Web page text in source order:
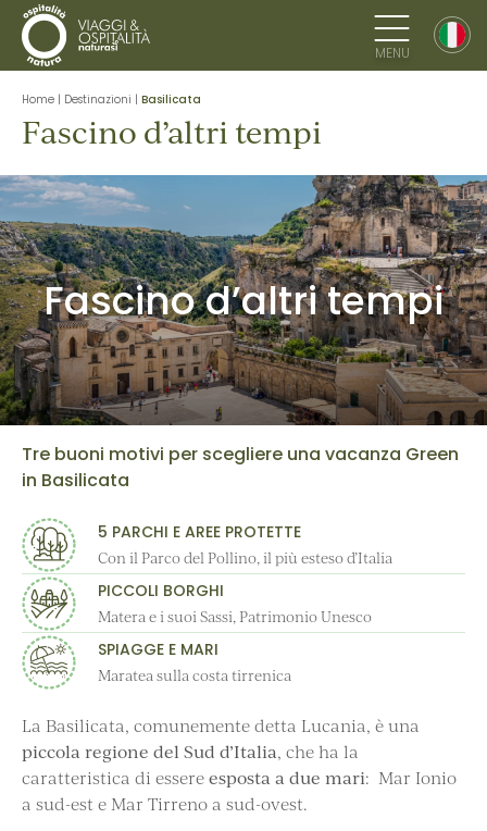
MENU
Home | Destinazioni | Basilicata
Fascino d’altri tempi
Fascino d’altri tempi
Tre buoni motivi per scegliere una vacanza Green
in Basilicata
5 PARCHI E AREE PROTETTE
Con il Parco del Pollino, il più esteso d’Italia
PICCOLI BORGHI
Matera e i suoi Sassi, Patrimonio Unesco
SPIAGGE E MARI
Maratea sulla costa tirrenica
La Basilicata, comunemente detta Lucania, è una
piccola regione del Sud d’Italia, che ha la
caratteristica di essere esposta a due mari: Mar Ionio
a sud-est e Mar Tirreno a sud-ovest.